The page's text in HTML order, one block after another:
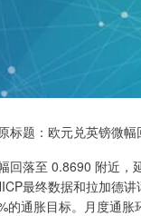
原标题：欧元兑英镑微
落至 0.8690 附近，
最终数据和拉加德
通胀目标。月度通